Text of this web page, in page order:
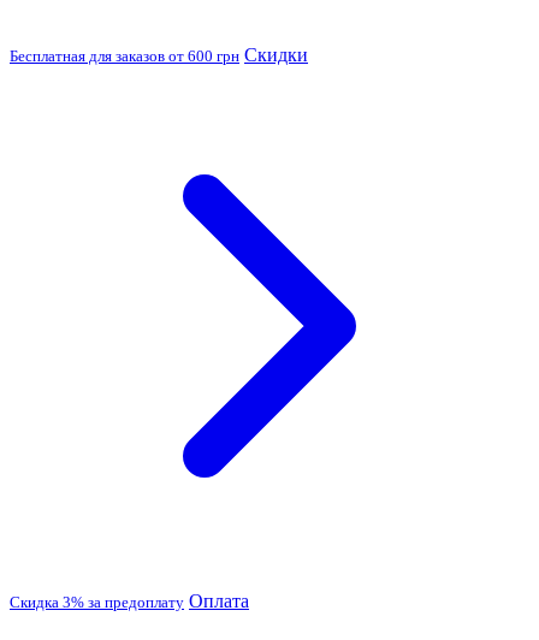
Бесплатная для заказов от 600 грн Скидки
Скидка 3% за предоплату Оплата